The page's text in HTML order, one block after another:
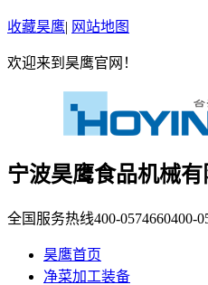
收藏昊鹰| 网站地图
欢迎来到昊鹰官网！
宁波昊鹰食品机械有
全国服务热线400-0574660400-
昊鹰首页
净菜加工装备